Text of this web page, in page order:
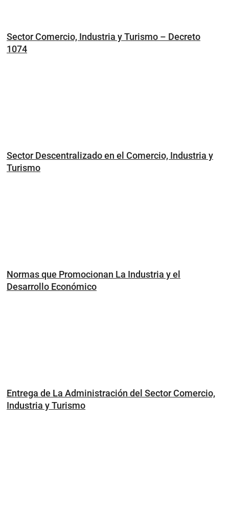
Sector Comercio, Industria y Turismo – Decreto
1074
Sector Descentralizado en el Comercio, Industria y
Turismo
Normas que Promocionan La Industria y el
Desarrollo Económico
Entrega de La Administración del Sector Comercio,
Industria y Turismo